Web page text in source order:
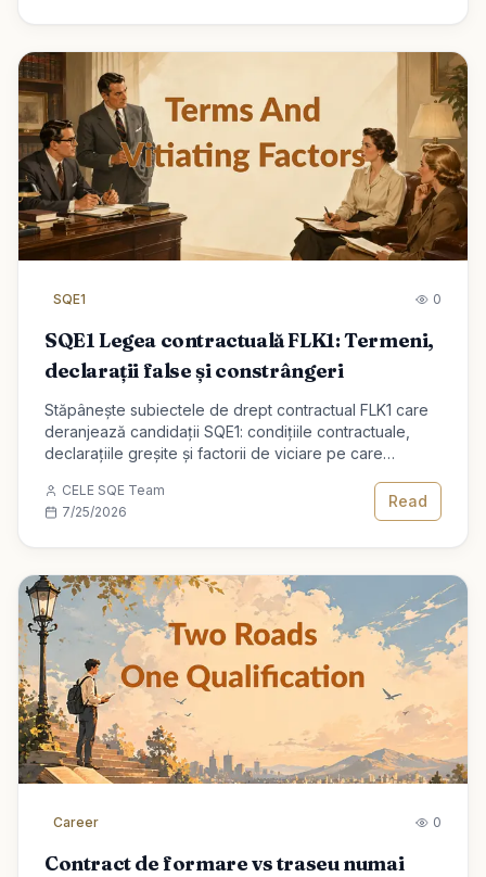
SQE1 0
SQE1 Legea contractuală FLK1: Termeni,
declarații false și constrângeri
Stăpânește subiectele de drept contractual FLK1 care
deranjează candidații SQE1: condițiile contractuale,
declarațiile greșite și factorii de viciare pe care
CELE SQE Team
7/25/2026
Read
Career 0
Contract de formare vs traseu numai